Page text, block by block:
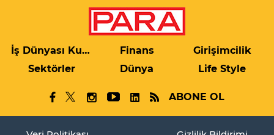
İş Dünyası Kulis Finans
Girişimcilik
Sektörler
Dünya Life Style
ABONE OL